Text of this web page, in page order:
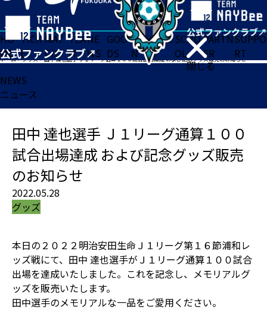
閉じる
HO
ME
TICK
ET
MAT
CH
TEA
M
NE
WS
GOO
DS
FA
N
ACADE
MY
SCHO
OL
PARTN
ER
SUPPO
RT
ホーム>グッズ>田中 達也選手 Ｊ１リーグ通算１００試合出場達成 および記念グッズ販売のお知らせ
NEWS
ニュース
田中 達也選手 Ｊ１リーグ通算１００
試合出場達成 および記念グッズ販売
のお知らせ
2022.05.28
グッズ
本日の２０２２明治安田生命Ｊ１リーグ第１６節浦和レ
ッズ戦にて、田中 達也選手がＪ１リーグ通算１００試合
出場を達成いたしました。これを記念し、メモリアルグ
ッズを販売いたします。
田中選手のメモリアルな一品をご愛用ください。